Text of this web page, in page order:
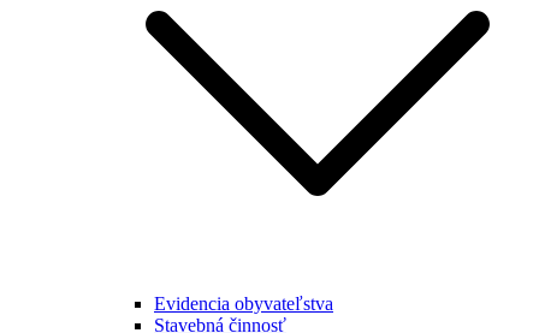
Evidencia obyvateľstva
Stavebná činnosť